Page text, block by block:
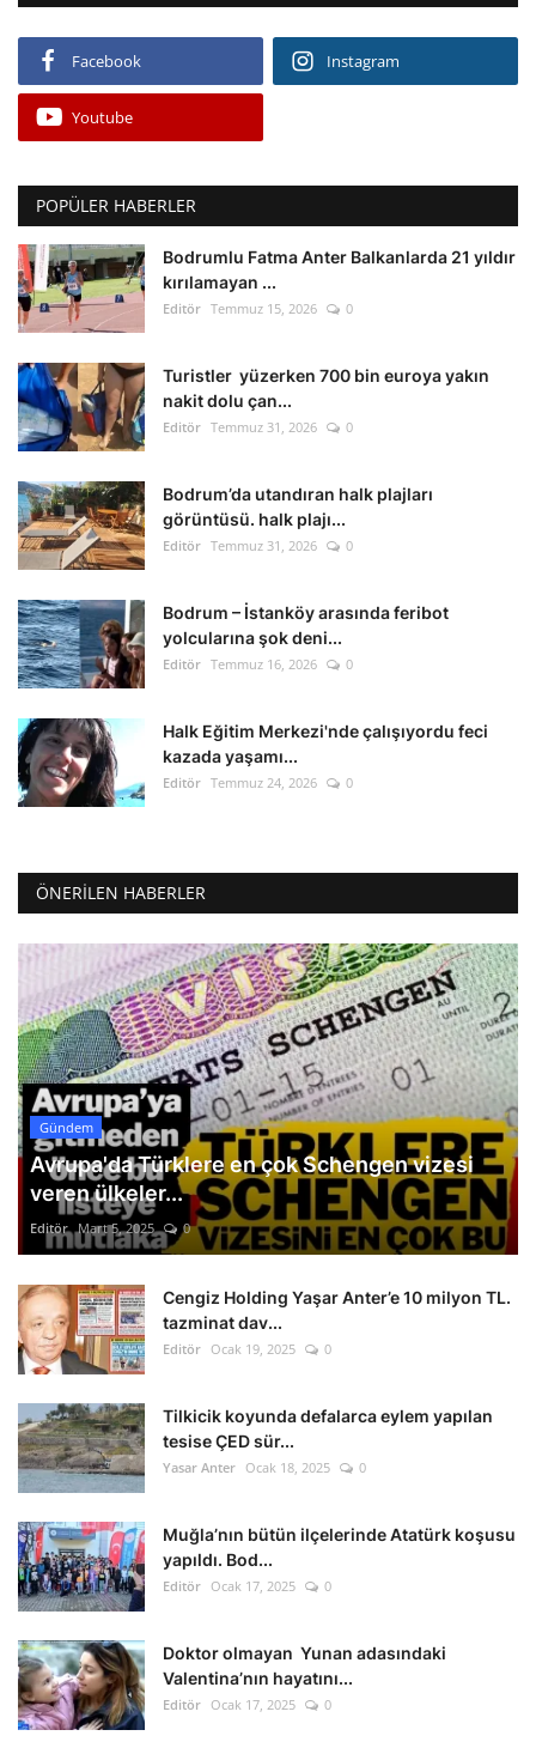
Facebook Instagram
Youtube
POPÜLER HABERLER
Bodrumlu Fatma Anter Balkanlarda 21 yıldır
kırılamayan ...
Editör Temmuz 15, 2026 0
Turistler yüzerken 700 bin euroya yakın
nakit dolu çan...
Editör Temmuz 31, 2026 0
Bodrum’da utandıran halk plajları
görüntüsü. halk plajı...
Editör Temmuz 31, 2026 0
Bodrum – İstanköy arasında feribot
yolcularına şok deni...
Editör Temmuz 16, 2026 0
Halk Eğitim Merkezi'nde çalışıyordu feci
kazada yaşamı...
Editör Temmuz 24, 2026 0
ÖNERILEN HABERLER
Gündem
Avrupa'da Türklere en çok Schengen vizesi
veren ülkeler...
Editör Mart 5, 2025 0
Cengiz Holding Yaşar Anter’e 10 milyon TL.
tazminat dav...
Editör Ocak 19, 2025 0
Tilkicik koyunda defalarca eylem yapılan
tesise ÇED sür...
Yasar Anter Ocak 18, 2025 0
Muğla’nın bütün ilçelerinde Atatürk koşusu
yapıldı. Bod...
Editör Ocak 17, 2025 0
Doktor olmayan Yunan adasındaki
Valentina’nın hayatını...
Editör Ocak 17, 2025 0